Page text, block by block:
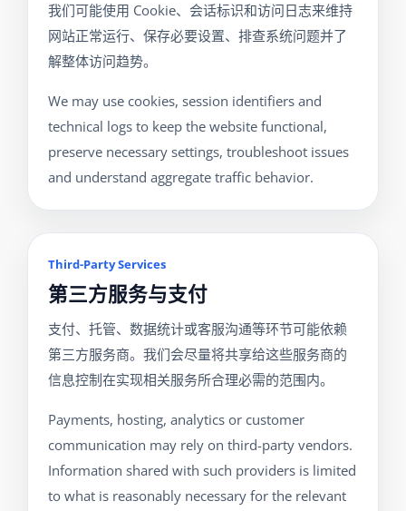
我们可能使用 Cookie、会话标识和访问日志来维持
网站正常运行、保存必要设置、排查系统问题并了
解整体访问趋势。
We may use cookies, session identifiers and
technical logs to keep the website functional,
preserve necessary settings, troubleshoot issues
and understand aggregate traffic behavior.
Third-Party Services
第三方服务与支付
支付、托管、数据统计或客服沟通等环节可能依赖
第三方服务商。我们会尽量将共享给这些服务商的
信息控制在实现相关服务所合理必需的范围内。
Payments, hosting, analytics or customer
communication may rely on third-party vendors.
Information shared with such providers is limited
to what is reasonably necessary for the relevant